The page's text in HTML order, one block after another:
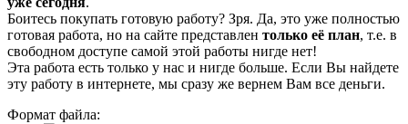
Боитесь покупать готовую работу? Зря. Да, это уже полностью
готовая работа, но на сайте представлен только её план, т.е. в
свободном доступе самой этой работы нигде нет!
Эта работа есть только у нас и нигде больше. Если Вы найдете
эту работу в интернете, мы сразу же вернем Вам все деньги.
Формат файла: